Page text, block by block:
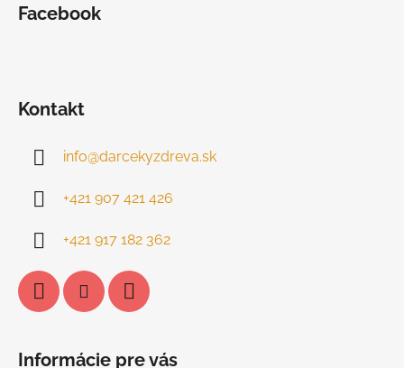
Facebook
Kontakt
info@darcekyzdreva.sk
+421 907 421 426
+421 917 182 362
Informácie pre vás